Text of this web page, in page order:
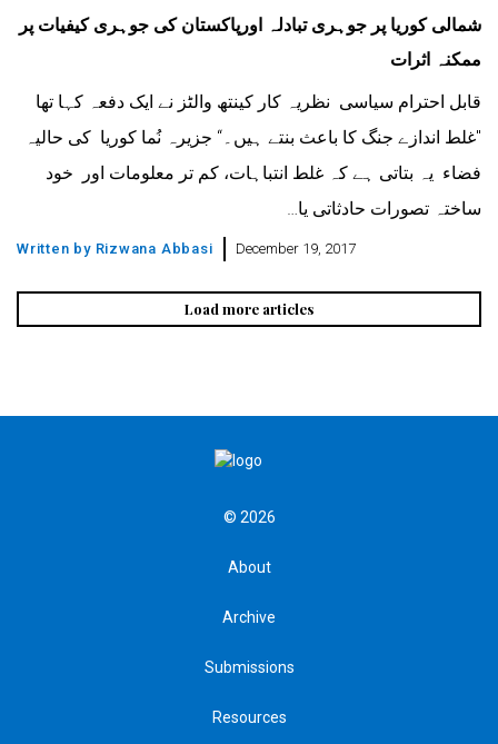
شمالی کوریا پر جوہری تبادلہ اورپاکستان کی جوہری کیفیات پر
ممکنہ اثرات
قابل احترام سیاسی نظریہ کار کینتھ والٹز نے ایک دفعہ کہا تھا
"غلط اندازے جنگ کا باعث بنتے ہیں۔“ جزیرہ نُما کوریا کی حالیہ
فضاء یہ بتاتی ہے کہ غلط انتباہات، کم تر معلومات اور خود
ساختہ تصورات حادثاتی یا…
Written by Rizwana Abbasi December 19, 2017
Load more articles
© 2026
About
Archive
Submissions
Resources